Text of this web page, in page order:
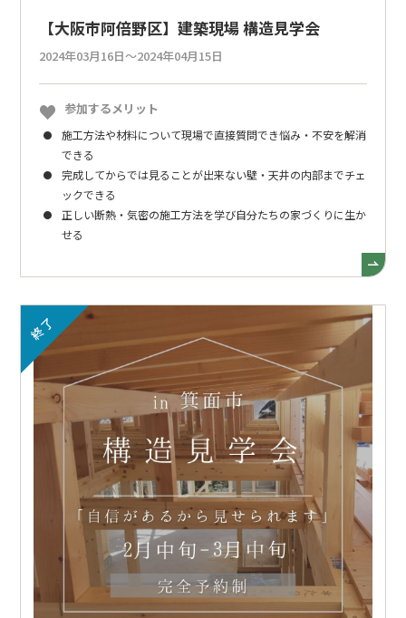
【大阪市阿倍野区】建築現場 構造見学会
2024年03月16日～2024年04月15日
参加するメリット
施工方法や材料について現場で直接質問でき悩み・不安を解消
できる
完成してからでは見ることが出来ない壁・天井の内部までチェ
ックできる
正しい断熱・気密の施工方法を学び自分たちの家づくりに生か
せる
終了